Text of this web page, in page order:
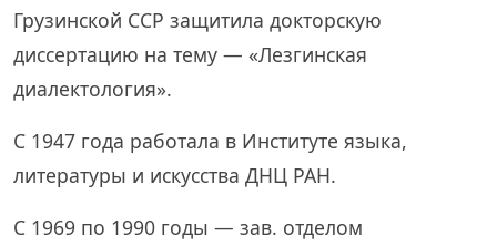
Грузинской ССР защитила докторскую
диссертацию на тему — «Лезгинская
диалектология».
С 1947 года работала в Институте языка,
литературы и искусства ДНЦ РАН.
С 1969 по 1990 годы — зав. отделом